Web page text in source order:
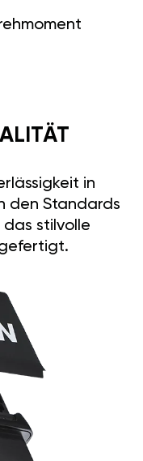
in
den Standards
stilvolle